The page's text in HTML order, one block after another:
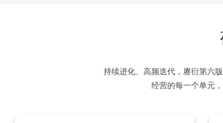
持续进化、高频迭代，赓衍第六
经营的每一个单元